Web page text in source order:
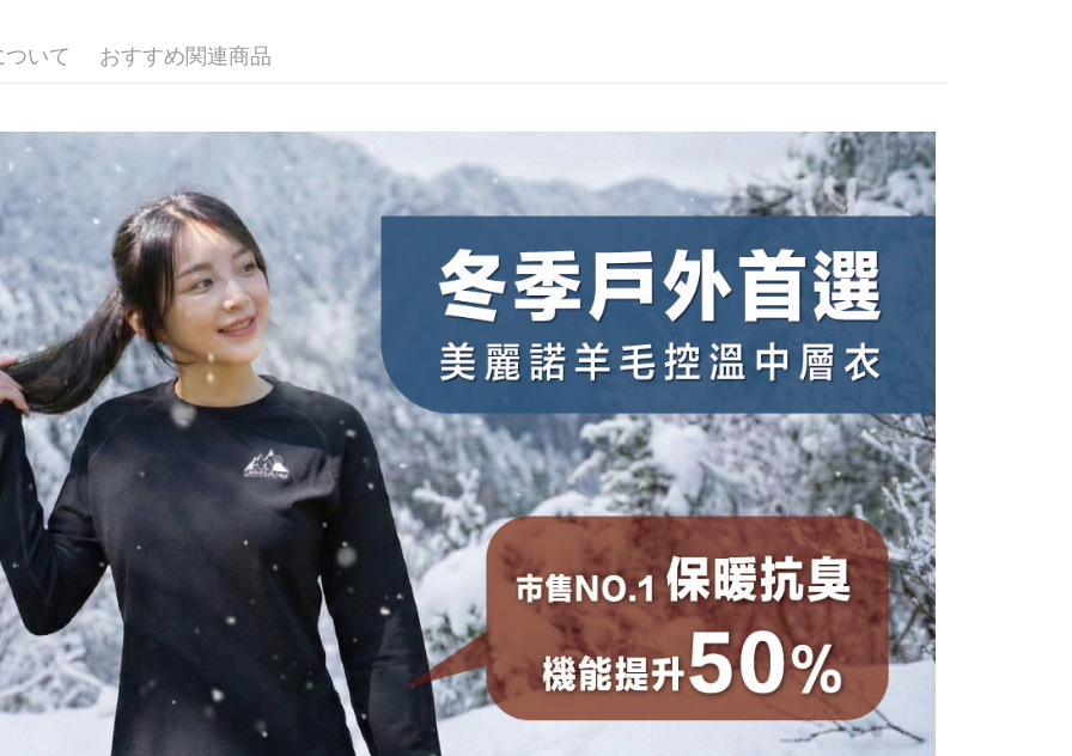
【支払い方法の説明】
1. 分割払いの金額は電信請求書に統合されず、「OP Pay Later」は毎月
の締め日後に支払いリマインダーのSMSを送信します。
2. SMSのリンクを通じて請求書を開いた後、「コンビニバーコード／台
湾大直営店舗／銀行振込／街口支払い／iPASS MONEY」などのチャネル
【注意事項】
1. 本サービスは「台湾大哥大株式会社」（以下「当社」といいます）に
よって提供され、ユーザーが取引時に本サービスを通じて商品やサービ
スを購入できるようにし、店舗が売買／分割払い売買の債権を当社に譲
渡した後、契約に基づいて当社の請求書で帳款を支払うことになりま
す。
人情報（名前、電話または住所を含む）を台湾大哥大に提供し、収集、
処理および利用するために、当社があなた本人と分割請求書に必要な情
報の確認、照合および修正を行います。
3. 完全なユーザーサービス規約については、以下のリンクを参照してく
ださい：https://oppay.tw/userRule
代金納付期限は最短で 14 日以内ですので、ご注意ください。AFTEE ア
プリをダウンロードして AFTEE 会員になるとお支払い期限を最長 45 日
以内まで延長できます。
お支払期限は、ショップが請求した期日と、AFTEEで延長できる日数を
期限を延長できますが、商品を期限内に受け取れない場合があります
（例：予約商品や商品到着日が比較的遅い商品）。そのため、商品到着
の有無に関わらず、AFTEEで指定された期限内にお支払いください。
二、支払い限度額
1.初回 AFTEEを ご利用の際に、認証結果及び当社の審査の結果に基づ
2.決済金額は最低NT$20です。
3.現在、台湾の会員のみご利用いただけます。
三、利用規約「AFTEE代金後払い」（以下当サービスという）はネット
プロテクションズ（以下 AFTEE という）が提供し、AFTEEが代金を徴収
します。当サービスご利用の際に提供しなければならない個人情報（注
文者の氏名、電話番号、受取人の氏名、電話番号、受取人住所を含むが
これに限らない）は、AFTEEに渡され当サービスで必要な範囲内で利用
されます。AFTEEの個人情報の収集、処理、利用について、詳細は
AFTEE公式ホームページの『個人情報の収集、処理及び利用に関する声
明』をご参照ください（https://aftee.tw/privacypolicy/
AFTEEの初回ご利用の際に、審査を通過すれば、最高額がNT$10,000に
なります。支払い期限を過ぎた場合、その金額に基づいて年利20%の遅
延滞納金が加算されます。未成年の利用者は、事前に法定代理人または
後見人の同意を得ればAFTEEをご利用いただけます。
7-11取貨付款
配送毎にNT$100、NT$1,000以上で送料無料
配送毎にNT$100、NT$1,000以上で送料無料
宅配
配送毎にNT$100、NT$1,000以上で送料無料
いて おすすめ関連商品